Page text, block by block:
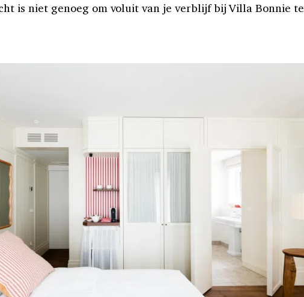
is niet genoeg om voluit van je verblijf bij Villa Bonnie te